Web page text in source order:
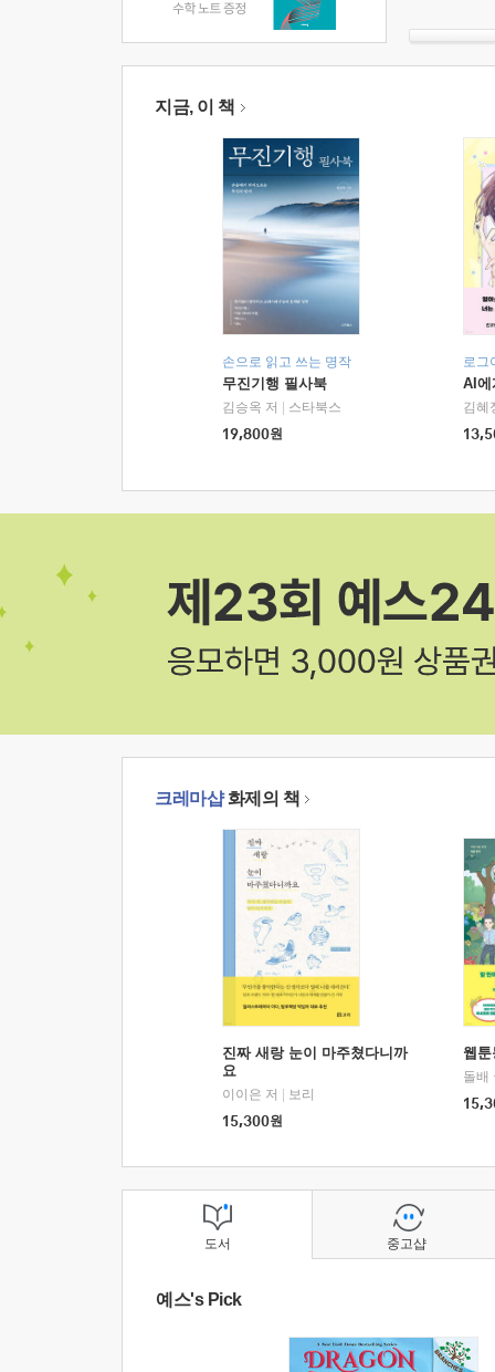
지금, 이 책
손으로 읽고 쓰는 명작
무진기행 필사북
김승옥 저
스타북스
19,800원
로그
AI에
김혜
크레마샵화제의 책
진짜 새랑 눈이 마주쳤다니까
요
이이은 저
보리
15,300원
웹
돌배
도서
예스's Pick
중고샵